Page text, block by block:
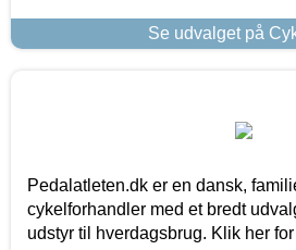
Se udvalget på
Pedalatleten.dk er en dansk,
cykelforhandler med et bredt
udstyr til hverdagsbrug. Klik her